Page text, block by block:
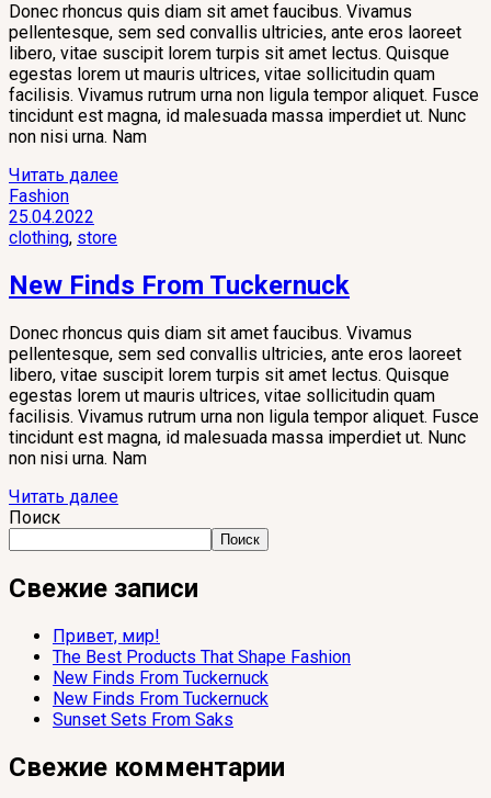
Donec rhoncus quis diam sit amet faucibus. Vivamus
pellentesque, sem sed convallis ultricies, ante eros laoreet
libero, vitae suscipit lorem turpis sit amet lectus. Quisque
egestas lorem ut mauris ultrices, vitae sollicitudin quam
facilisis. Vivamus rutrum urna non ligula tempor aliquet. Fusce
tincidunt est magna, id malesuada massa imperdiet ut. Nunc
non nisi urna. Nam
Читать далее
Fashion
25.04.2022
clothing, store
New Finds From Tuckernuck
Donec rhoncus quis diam sit amet faucibus. Vivamus
pellentesque, sem sed convallis ultricies, ante eros laoreet
libero, vitae suscipit lorem turpis sit amet lectus. Quisque
egestas lorem ut mauris ultrices, vitae sollicitudin quam
facilisis. Vivamus rutrum urna non ligula tempor aliquet. Fusce
tincidunt est magna, id malesuada massa imperdiet ut. Nunc
non nisi urna. Nam
Читать далее
Поиск
Поиск
Свежие записи
Привет, мир!
The Best Products That Shape Fashion
New Finds From Tuckernuck
New Finds From Tuckernuck
Sunset Sets From Saks
Свежие комментарии